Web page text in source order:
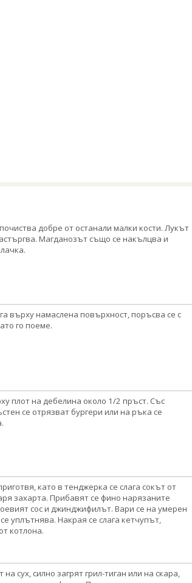
добре от останали малки кости. Лукът
Магданозът също се накълцва и
върху намаслена повърхност, поръсва се с
го поеме.
плот на дебелина около 1/2 пръст. Със
се отрязват бургери или на ръка се
като в тенджерка се слага сокът от
захарта. Прибавят се фино нарязаните
сос и джинджифилът. Вари се на умерен
уплътнява. Накрая се слага кетчупът,
котлона.
сух, силно загрят грил-тиган или на скара,